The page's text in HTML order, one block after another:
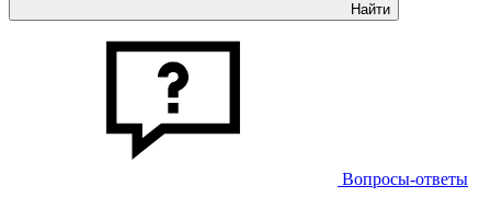
Найти
Вопросы-ответы